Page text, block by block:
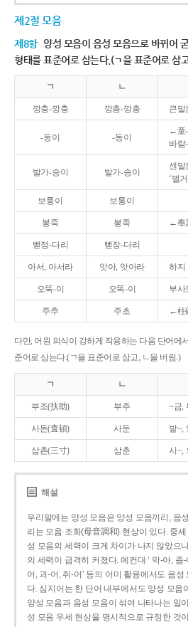
제2절 모음
제8항 양성 모음이 음성 모음으로 바뀌어
형태를 표준어로 삼는다.(ㄱ을 표준어로 삼
ㄱ ㄴ
깡충-깡충 깡총-깡총 큰말
-둥이 -동이
←童-
바람
발가-숭이 발가-송이
센말
‘벌
보퉁이 보통이
봉죽 봉족 ←奉
뻗정-다리 뻗장-다리
아서, 아서라 앗아, 앗아라 하지
오뚝-이 오똑-이 부사
주추 주초 ←柱
다만, 어원 의식이 강하게 작용하는 다음 단어에
준어로 삼는다.(ㄱ을 표준어로 삼고, ㄴ을 버림.)
ㄱ ㄴ
부조(扶助) 부주 ~금,
사돈(査頓) 사둔 밭~,
삼촌(三寸) 삼춘 시~,
해설
우리말에는 양성 모음은 양성 모음끼리, 음
리는 모음 조화(母音調和) 현상이 있다. 중
성 모음의 세력이 크게 차이가 나지 않았으
의 세력이 급격히 커졌다. 예컨대 ‘ 막-아, 좁-
어, 괴-어, 쥐-어’ 등의 어미 활용에서도 음
다. 심지어는 한 단어 내부에서도 양성 모음
양성 모음과 음성 모음이 섞여 나타나는 일
성 모음 우세 현상을 명시적으로 규정한 것